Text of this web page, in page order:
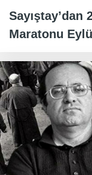
Sayıştay’dan
Maratonu